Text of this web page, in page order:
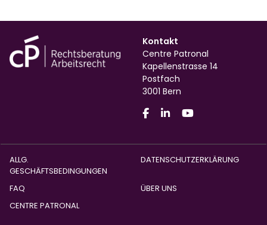
Kontakt
Centre Patronal
Kapellenstrasse 14
Postfach
3001 Bern
ALLG.
GESCHÄFTSBEDINGUNGEN
DATENSCHUTZERKLÄRUNG
FAQ
ÜBER UNS
CENTRE PATRONAL